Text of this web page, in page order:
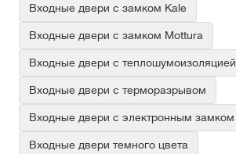
Входные двери с замком Kale
Входные двери с замком Mottura
Входные двери с теплошумоизоляцией
Входные двери с терморазрывом
Входные двери с электронным замком
Входные двери темного цвета